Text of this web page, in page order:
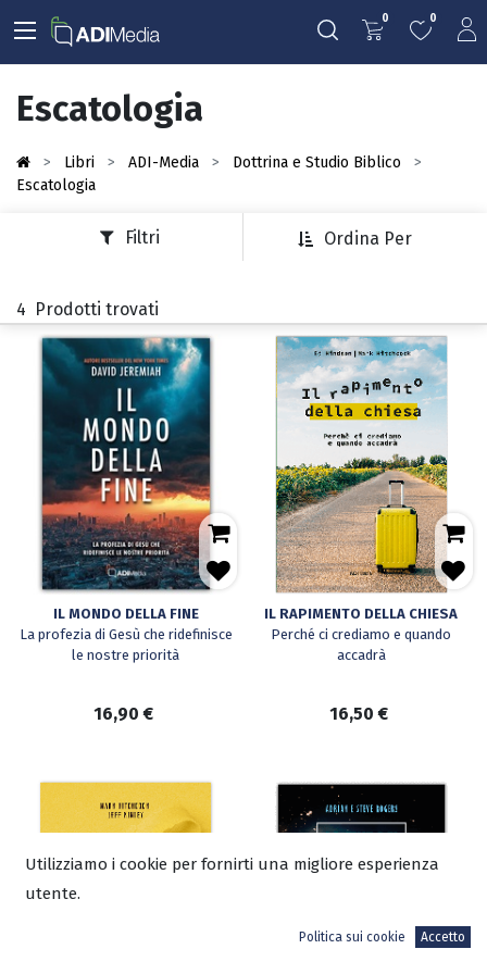
0 0
Escatologia
Libri ADI-Media
Dottrina e Studio Biblico
Escatologia
Filtri Ordina Per
4 Prodotti trovati
IL MONDO DELLA FINE
La profezia di Gesù che ridefinisce
le nostre priorità
16,90 €
IL RAPIMENTO DELLA CHIESA
Perché ci crediamo e quando
accadrà
16,50 €
Utilizziamo i cookie per fornirti una migliore esperienza
utente.
Politica sui cookie Accetto